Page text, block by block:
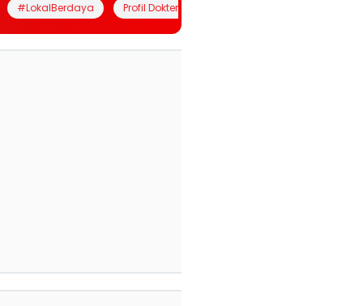
#LokalBerdaya Profil Dokter